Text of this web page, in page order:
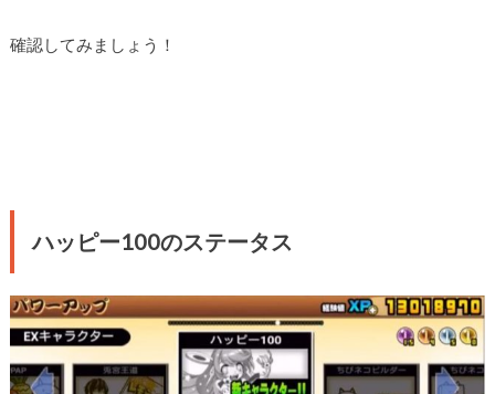
確認してみましょう！
ハッピー100のステータス